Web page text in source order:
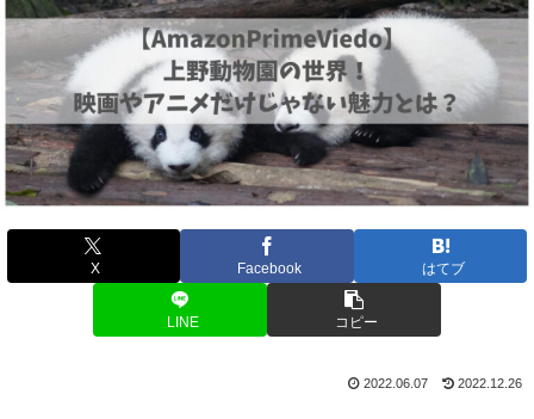
X Facebook はてブ
LINE コピー
2022.06.07 2022.12.26